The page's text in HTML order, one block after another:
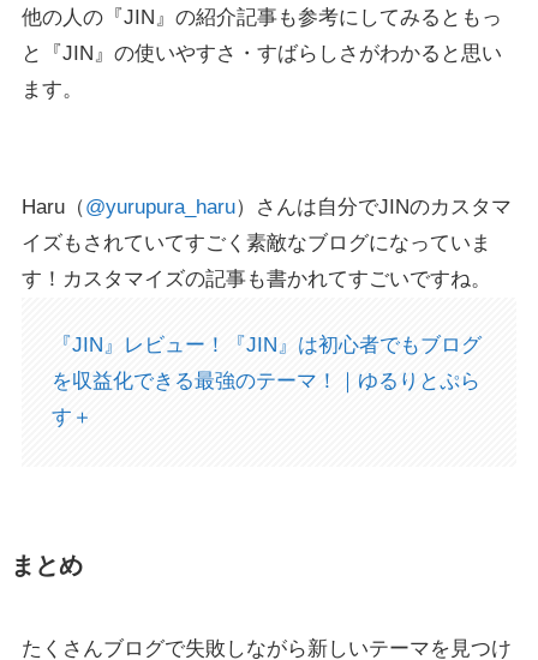
他の人の『JIN』の紹介記事も参考にしてみるともっ
と『JIN』の使いやすさ・すばらしさがわかると思い
ます。
Haru（@yurupura_haru）さんは自分でJINのカスタマ
イズもされていてすごく素敵なブログになっていま
す！カスタマイズの記事も書かれてすごいですね。
『JIN』レビュー！『JIN』は初心者でもブログ
を収益化できる最強のテーマ！｜ゆるりとぷら
す＋
まとめ
たくさんブログで失敗しながら新しいテーマを見つけ